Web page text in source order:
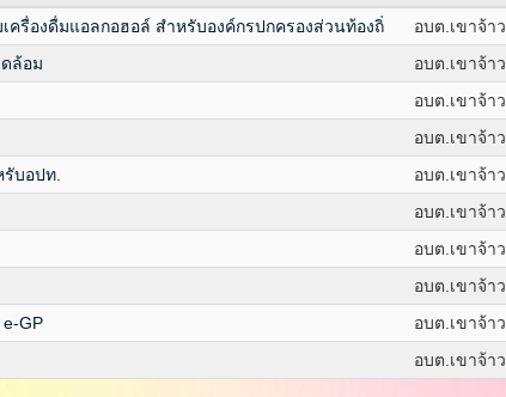
ครื่องดื่มแอลกอฮอล์ สำหรับองค์กรปกครองส่วนท้องถิ่ อบต.เขาจ้าว
ล้อม อบต.เขาจ้าว
อบต.เขาจ้าว
อบต.เขาจ้าว
บอปท. อบต.เขาจ้าว
อบต.เขาจ้าว
อบต.เขาจ้าว
อบต.เขาจ้าว
GP อบต.เขาจ้าว
อบต.เขาจ้าว